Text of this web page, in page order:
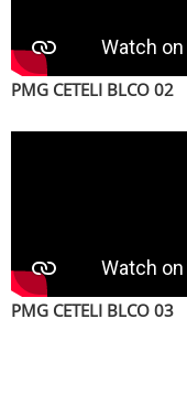
PMG CETELI BLCO 02
PMG CETELI BLCO 03